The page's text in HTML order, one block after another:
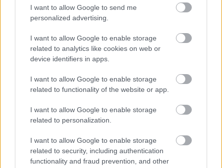
I want to allow Google to send me
personalized advertising.
I want to allow Google to enable storage
related to analytics like cookies on web or
device identifiers in apps.
I want to allow Google to enable storage
related to functionality of the website or app.
I want to allow Google to enable storage
related to personalization.
I want to allow Google to enable storage
related to security, including authentication
functionality and fraud prevention, and other
Pozrite si viac